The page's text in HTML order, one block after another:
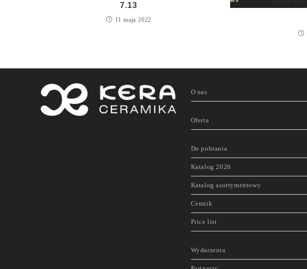
7.13
11 maja 2022
O nas
Oferta
Do pobrania
Katalog 2026
Katalog asortymentowy
Cennik
Price list
Wydarzenia